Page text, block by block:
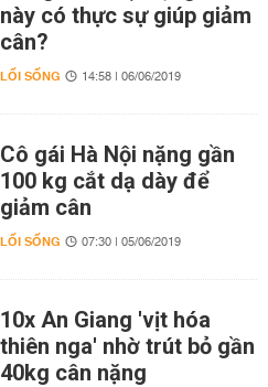
này có thực sự giúp giảm
cân?
LỐI SỐNG 14:58 | 06/06/2019
Cô gái Hà Nội nặng gần
100 kg cắt dạ dày để
giảm cân
LỐI SỐNG 07:30 | 05/06/2019
10x An Giang 'vịt hóa
thiên nga' nhờ trút bỏ gần
40kg cân nặng